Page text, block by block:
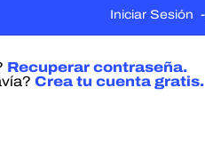
Recuperar contraseña.
Crea tu cuenta gratis.